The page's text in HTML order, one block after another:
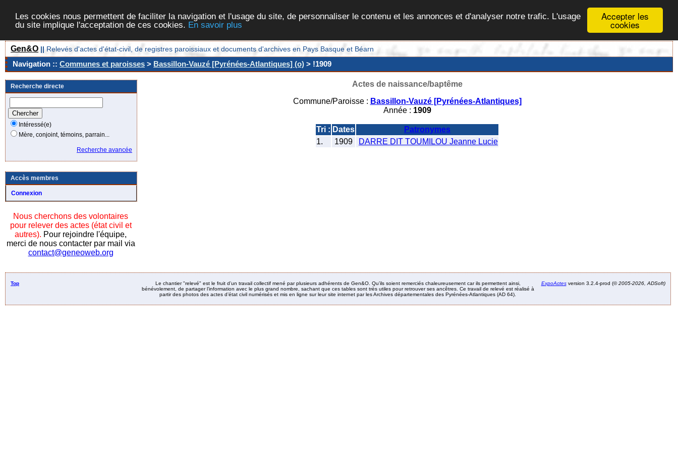
Accepter les
cookies
Les cookies nous permettent de faciliter la navigation et l'usage du site, de personnaliser le contenu et les annonces et d'analyser notre trafic. L'usage
du site implique l'acceptation de ces cookies. En savoir plus
Gen&O || Relevés d'actes d'état-civil, de registres paroissiaux et documents d'archives en Pays Basque et Béarn
Navigation :: Communes et paroisses > Bassillon-Vauzé [Pyrénées-Atlantiques] (o) > !1909
Recherche directe
Intéressé(e)
Mère, conjoint, témoins, parrain...
Recherche avancée
Accès membres
Connexion
Nous cherchons des volontaires
pour relever des actes (état civil et
autres). Pour rejoindre l'équipe,
merci de nous contacter par mail via
contact@geneoweb.org
Actes de naissance/baptême
Commune/Paroisse : Bassillon-Vauzé [Pyrénées-Atlantiques]
Année : 1909
Tri : Dates
Patronymes
1.
1909 DARRE DIT TOUMILOU Jeanne Lucie
Top
Le chantier "relevé" est le fruit d’un travail collectif mené par plusieurs adhérents de Gen&O. Qu’ils soient remerciés chaleureusement car ils permettent ainsi,
bénévolement, de partager l’information avec le plus grand nombre, sachant que ces tables sont très utiles pour retrouver ses ancêtres. Ce travail de relevé est réalisé à
partir des photos des actes d’état civil numérisés et mis en ligne sur leur site internet par les Archives départementales des Pyrénées-Atlantiques (AD 64).
ExpoActesversion 3.2.4-prod (©2005-2026, ADSoft)